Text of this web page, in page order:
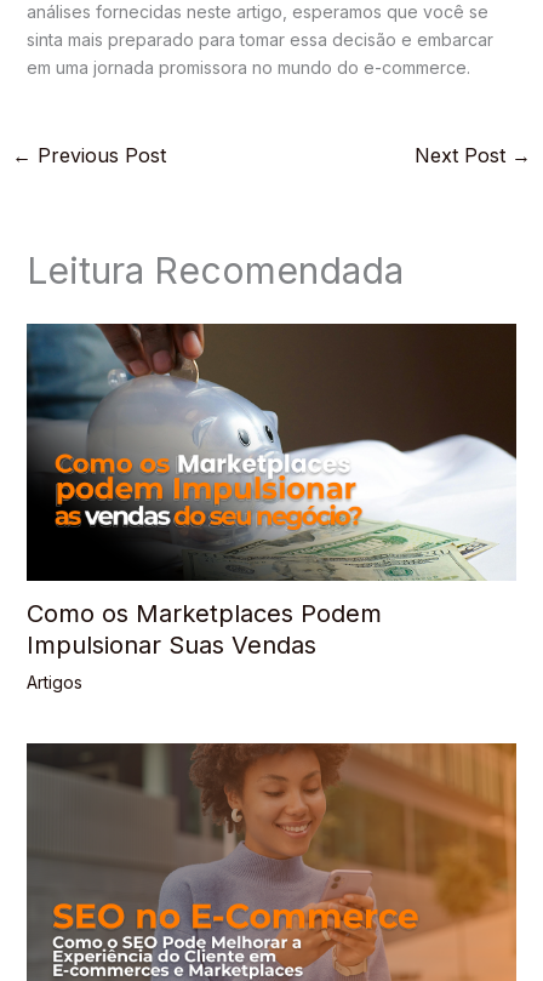
análises fornecidas neste artigo, esperamos que você se
sinta mais preparado para tomar essa decisão e embarcar
em uma jornada promissora no mundo do e-commerce.
← Previous Post Next Post →
Leitura Recomendada
Como os Marketplaces Podem
Impulsionar Suas Vendas
Artigos